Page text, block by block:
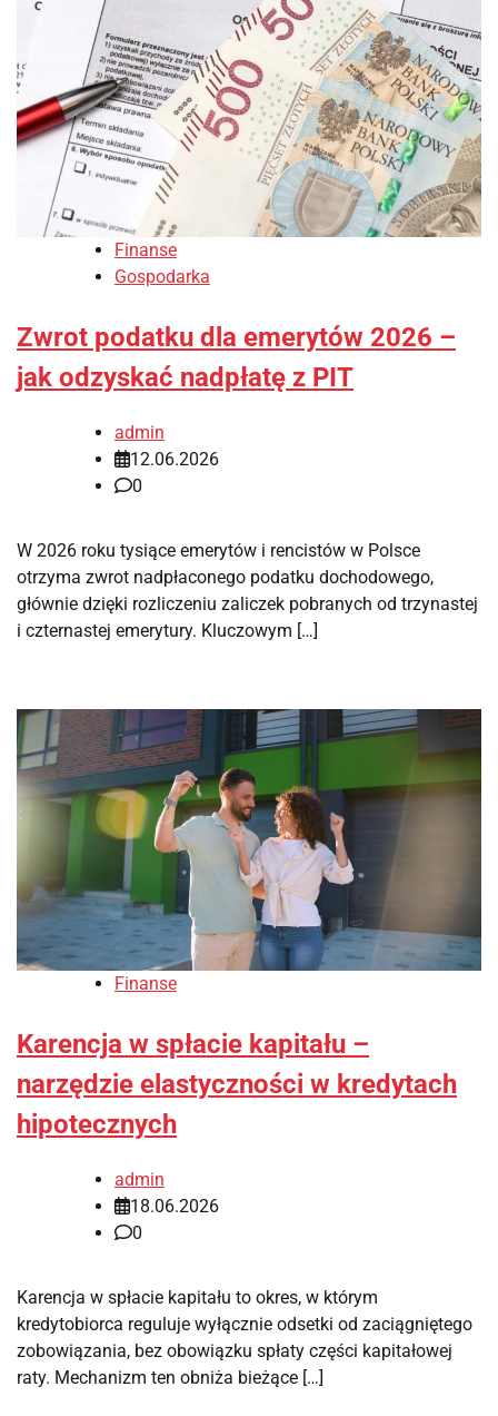
Finanse
Gospodarka
Zwrot podatku dla emerytów 2026 –
jak odzyskać nadpłatę z PIT
admin
12.06.2026
0
W 2026 roku tysiące emerytów i rencistów w Polsce
otrzyma zwrot nadpłaconego podatku dochodowego,
głównie dzięki rozliczeniu zaliczek pobranych od trzynastej
i czternastej emerytury. Kluczowym […]
Finanse
Karencja w spłacie kapitału –
narzędzie elastyczności w kredytach
hipotecznych
admin
18.06.2026
0
Karencja w spłacie kapitału to okres, w którym
kredytobiorca reguluje wyłącznie odsetki od zaciągniętego
zobowiązania, bez obowiązku spłaty części kapitałowej
raty. Mechanizm ten obniża bieżące […]